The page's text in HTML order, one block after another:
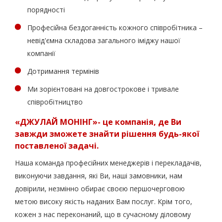
порядності
Професійна бездоганність кожного співробітника –
невід'ємна складова загального іміджу нашої
компанії
Дотримання термінів
Ми зорієнтовані на довгострокове і тривале
співробітництво
«ДЖУЛАЙ МОНІНГ»- це компанія, де Ви
завжди зможете знайти рішення будь-якої
поставленої задачі.
Наша команда професійних менеджерів і перекладачів,
виконуючи завдання, які Ви, наші замовники, нам
довірили, незмінно обирає своєю першочерговою
метою високу якість наданих Вам послуг. Крім того,
кожен з нас переконаний, що в сучасному діловому